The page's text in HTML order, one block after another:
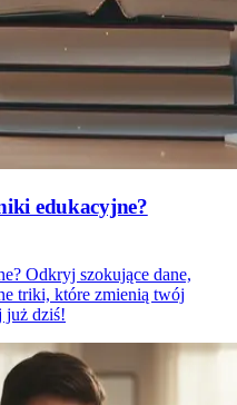
edukacyjne?
Odkryj szokujące dane,
triki, które zmienią twój
już dziś!